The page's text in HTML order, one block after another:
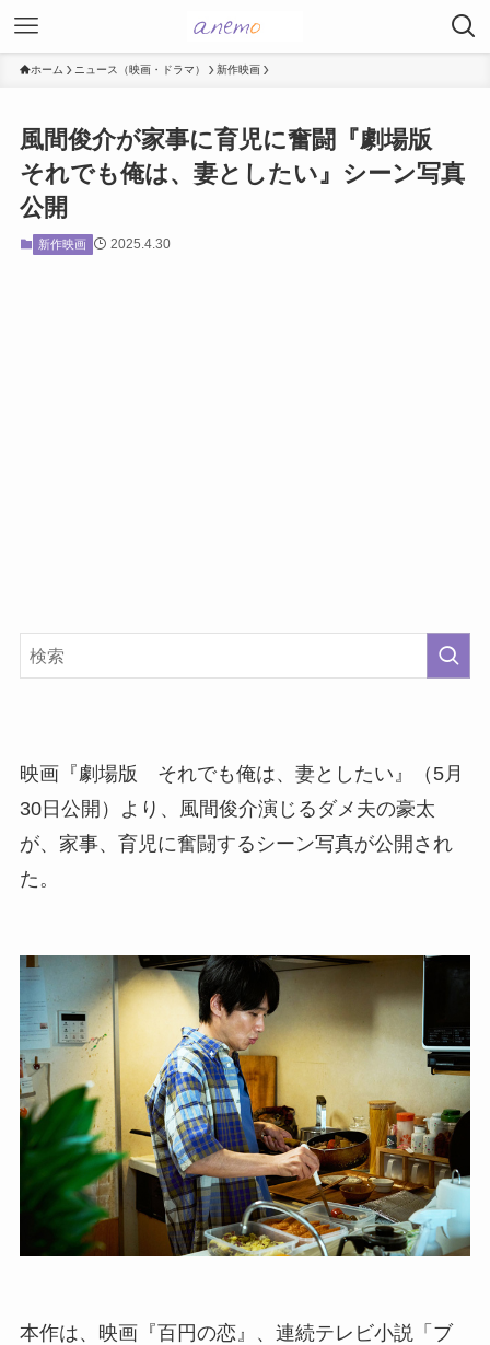
ホーム ニュース（映画・ドラマ） 新作映画
風間俊介が家事に育児に奮闘『劇場版
それでも俺は、妻としたい』シーン写真
公開
新作映画 2025.4.30
映画『劇場版 それでも俺は、妻としたい』（5月
30日公開）より、風間俊介演じるダメ夫の豪太
が、家事、育児に奮闘するシーン写真が公開され
た。
本作は、映画『百円の恋』、連続テレビ小説「ブ